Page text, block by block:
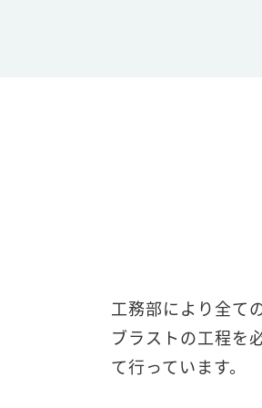
工務部により全て
ブラストの工程を
て行っています。